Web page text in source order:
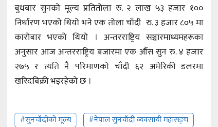
बुधबार सुनको मूल्य प्रतितोला रु. २ लाख ५३ हजार १००
निर्धारण भएको थियो भने एक तोला चाँदी रु. ३ हजार ८०५ मा
कारोबार भएको थियो । अन्तरराष्ट्रिय सञ्चारमाध्यमहरूका
अनुसार आज अन्तरराष्ट्रिय बजारमा एक औँस सुन रु. ४ हजार
२७५ र त्यति नै परिमाणको चाँदी ६२ अमेरिकी डलरमा
खरिदबिक्री भइरहेको छ ।
#सुनचाँदीको मूल्य
#नेपाल सुनचाँदी व्यवसायी महासङ्घ